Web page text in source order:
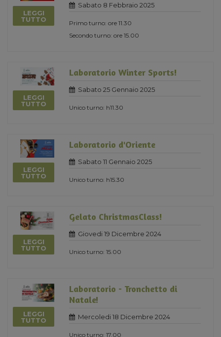
LEGGI
TUTTO
Sabato 8 Febbraio 2025
Primo turno: ore 11.30
Secondo turno: ore 15.00
LEGGI
TUTTO
Laboratorio Winter Sports!
Sabato 25 Gennaio 2025
Unico turno: h11.30
LEGGI
TUTTO
Laboratorio d'Oriente
Sabato 11 Gennaio 2025
Unico turno: h15.30
LEGGI
TUTTO
Gelato ChristmasClass!
Giovedi 19 Dicembre 2024
Unico turno: 15.00
LEGGI
TUTTO
Laboratorio - Tronchetto di
Natale!
Mercoledi 18 Dicembre 2024
Unico turno: 17.00